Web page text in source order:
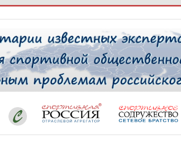
РЕСУРСНАЯ ПЛОЩАДКА